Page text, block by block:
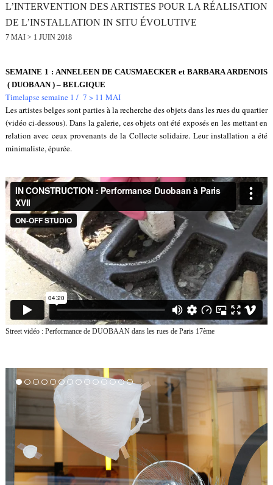
L’INTERVENTION DES ARTISTES POUR LA RÉALISATION
DE L’INSTALLATION IN SITU ÉVOLUTIVE
7 MAI > 1 JUIN 2018
SEMAINE 1 : ANNELEENDE CAUSMAECKER et BARBARA ARDENOIS
( DUOBAAN ) – BELGIQUE
Timelapse semaine 1 / 7 > 11 MAI
Les artistes belges sont parties à la recherche des objets dans les rues du quartier
(vidéo ci-dessous). Dans la galerie, ces objets ont été exposés en les mettant en
relation avec ceux provenants de la Collecte solidaire. Leur installation a été
minimaliste, épurée.
Street vidéo : Performance de DUOBAAN dans les rues de Paris 17ème